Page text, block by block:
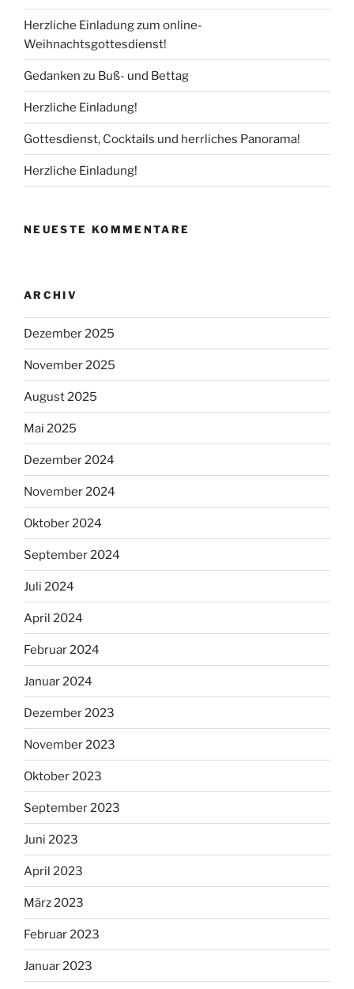
Herzliche Einladung zum online-
Weihnachtsgottesdienst!
Gedanken zu Buß- und Bettag
Herzliche Einladung!
Gottesdienst, Cocktails und herrliches Panorama!
Herzliche Einladung!
NEUESTE KOMMENTARE
ARCHIV
Dezember 2025
November 2025
August 2025
Mai 2025
Dezember 2024
November 2024
Oktober 2024
September 2024
Juli 2024
April 2024
Februar 2024
Januar 2024
Dezember 2023
November 2023
Oktober 2023
September 2023
Juni 2023
April 2023
März 2023
Februar 2023
Januar 2023